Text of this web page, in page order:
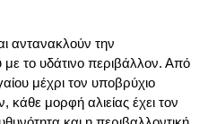
αντανακλούν την
το υδάτινο περιβάλλον. Από
μέχρι τον υποβρύχιο
μορφή αλιείας έχει τον